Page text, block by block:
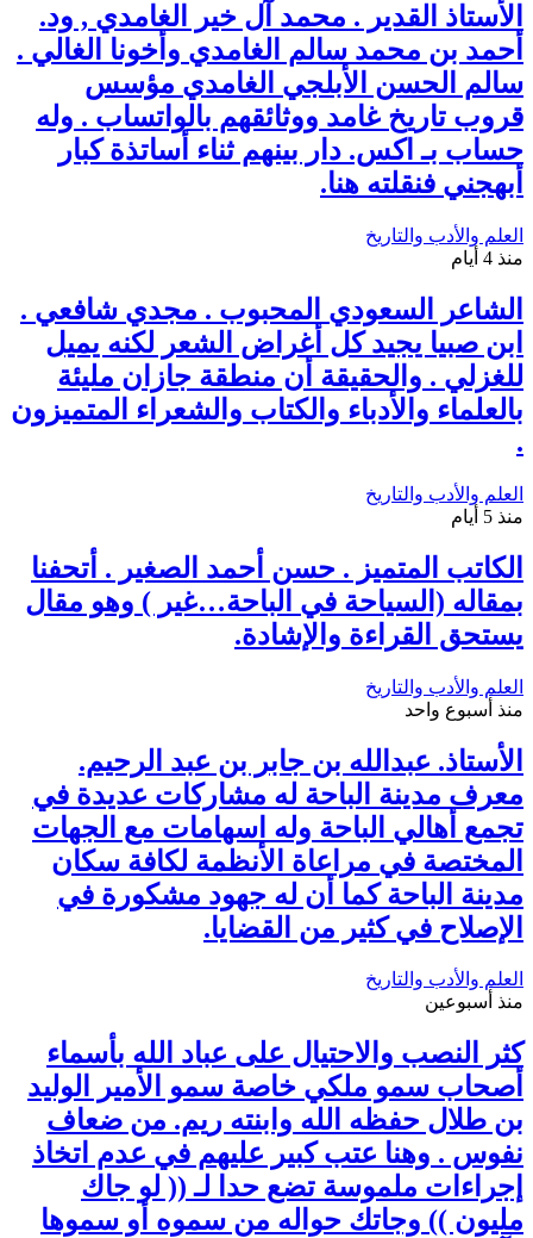
الأستاذ القدير . محمد آل خير الغامدي , ود.
أحمد بن محمد سالم الغامدي وأخونا الغالي .
سالم الحسن الأبلجي الغامدي مؤسس
قروب تاريخ غامد ووثائقهم بالواتساب . وله
حساب بـ اكس. دار بينهم ثناء أساتذة كبار
أبهجني فنقلته هنا.
العلم والأدب والتاريخ
منذ 4 أيام
الشاعر السعودي المحبوب . مجدي شافعي .
ابن صبيا يجيد كل أغراض الشعر لكنه يميل
للغزلي . والحقيقة أن منطقة جازان مليئة
بالعلماء والأدباء والكتاب والشعراء المتميزون
.
العلم والأدب والتاريخ
منذ 5 أيام
الكاتب المتميز . حسن أحمد الصغير . أتحفنا
بمقاله (السياحة في الباحة…غير ) وهو مقال
يستحق القراءة والإشادة.
العلم والأدب والتاريخ
منذ أسبوع واحد
الأستاذ. عبدالله بن جابر بن عبد الرحيم.
معرف مدينة الباحة له مشاركات عديدة في
تجمع أهالي الباحة وله اسهامات مع الجهات
المختصة في مراعاة الأنظمة لكافة سكان
مدينة الباحة كما أن له جهود مشكورة في
الإصلاح في كثير من القضايا.
العلم والأدب والتاريخ
منذ أسبوعين
كثر النصب والاحتيال على عباد الله بأسماء
أصحاب سمو ملكي خاصة سمو الأمير الوليد
بن طلال حفظه الله وابنته ريم. من ضعاف
نفوس . وهنا عتب كبير عليهم في عدم اتخاذ
إجراءات ملموسة تضع حدا لـ (( لو جاك
مليون )) وجاتك حواله من سموه أو سموها